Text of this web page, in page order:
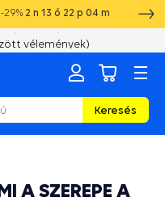
2 n 13 ó 22 p 04 m
vélemények)
Keresés
A SZEREPE A